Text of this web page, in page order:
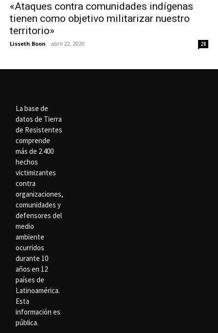
«Ataques contra comunidades indígenas
tienen como objetivo militarizar nuestro
territorio»
Lisseth Boon - abril 22, 2020 28
La base de
datos de Tierra
de Resistentes
comprende
más de 2.400
hechos
victimizantes
contra
organizaciones,
comunidades y
defensores del
medio
ambiente
ocurridos
durante 10
años en 12
países de
Latinoamérica.
Esta
información es
pública.